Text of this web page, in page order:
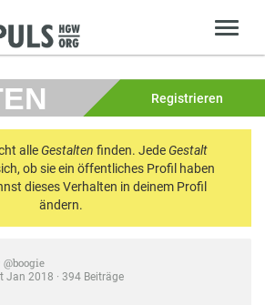
Registrieren
alle Gestalten finden. Jede Gestalt
ob sie ein öffentliches Profil haben
dieses Verhalten in deinem Profil
ändern.
@boogie
Jan 2018 · 394 Beiträge